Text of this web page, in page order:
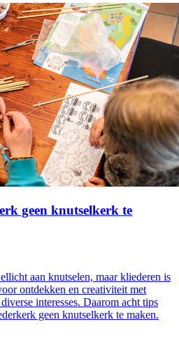
geen knutselkerk te
aan knutselen, maar kliederen is
ontdekken en creativiteit met
interesses. Daarom acht tips
geen knutselkerk te maken.